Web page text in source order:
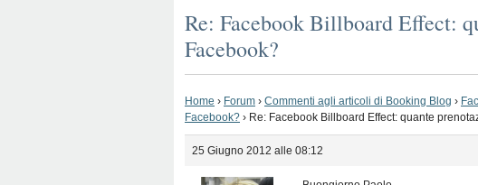
Re: Facebook Billboard Effect:
Facebook?
Home › Forum › Commenti agli articoli di Booking Blog ›
Facebook? › Re: Facebook Billboard Effect: quante
25 Giugno 2012 alle 08:12